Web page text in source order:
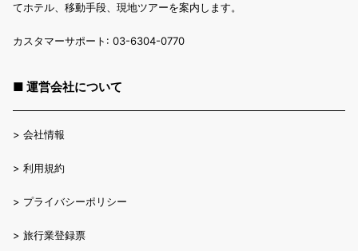
てホテル、移動手段、現地ツアーを案内します。
カスタマーサポート: 03-6304-0770
■ 運営会社について
> 会社情報
> 利用規約
> プライバシーポリシー
> 旅行業登録票